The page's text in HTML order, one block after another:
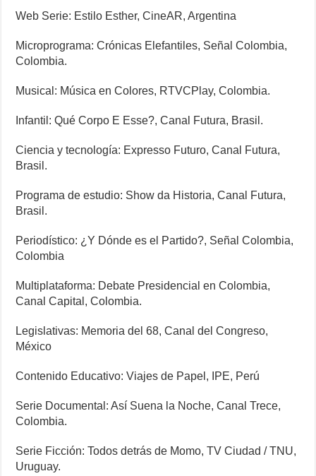
Web Serie: Estilo Esther, CineAR, Argentina
Microprograma: Crónicas Elefantiles, Señal Colombia,
Colombia.
Musical: Música en Colores, RTVCPlay, Colombia.
Infantil: Qué Corpo E Esse?, Canal Futura, Brasil.
Ciencia y tecnología: Expresso Futuro, Canal Futura,
Brasil.
Programa de estudio: Show da Historia, Canal Futura,
Brasil.
Periodístico: ¿Y Dónde es el Partido?, Señal Colombia,
Colombia
Multiplataforma: Debate Presidencial en Colombia,
Canal Capital, Colombia.
Legislativas: Memoria del 68, Canal del Congreso,
México
Contenido Educativo: Viajes de Papel, IPE, Perú
Serie Documental: Así Suena la Noche, Canal Trece,
Colombia.
Serie Ficción: Todos detrás de Momo, TV Ciudad / TNU,
Uruguay.